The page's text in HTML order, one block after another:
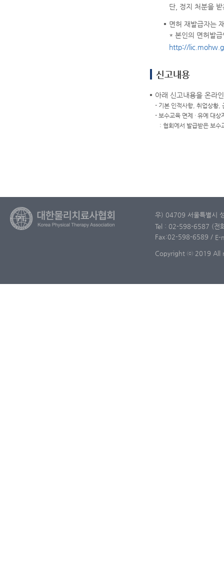
단, 정지 처분을
면허 재발급자는
* 본인의 면허발급
http://
신고내용
아래 신고내용을 온라
- 기본 인적사항, 취업상황,
- 보수교육 면제 · 유예 대상
: 협회에서 발급받은 보수
우) 04709 서울특별시
Tel : 02-598-6587 (전
Fax:02-598-6589 / E-
Copyright ⓒ 2019 All